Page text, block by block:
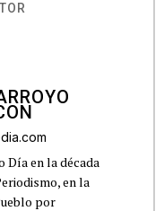
Día en la década
en la
por